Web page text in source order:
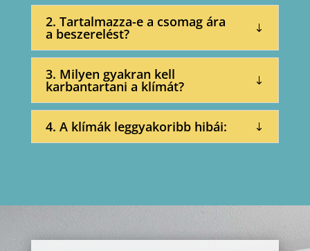
2. Tartalmazza-e a csomag ára
a beszerelést?
3. Milyen gyakran kell
karbantartani a klímát?
4. A klímák leggyakoribb hibái: